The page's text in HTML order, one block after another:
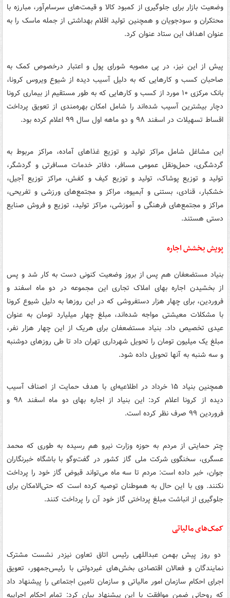
وضعیت بازار برای جلوگیری از کمبود کالا و قیمت‌های سرسام‌آور، مبارزه با
محتکران و سودجویان و همچنین تولید اقلام بهداشتی از جمله ماسک را به
عنوان اهداف این ستاد عنوان کرد.
پیش از این نیز، در پی مصوبه شورای پول و اعتبار درخصوص کمک به
صاحبان کسب و کارهایی که به دلیل آسیب دیده از شیوع ویروس کرونا،
بانک مرکزی ۱۰ مورد از کسب و کارهایی که به طور مستقیم از بیماری کرونا
دچار بیشترین آسیب شده‌اند را شامل امکان بهره‌مندی از تعویق پرداخت
اقساط تسهیلات در اسفند ۹۸ و دو ماهه اول سال ۹۹ اعلام کرده بود.
این مشاغل شامل مراکز تولید و توزیع غذاهای آماده، مراکز مربوط به
گردشگری، حمل‌ونقل عمومی مسافر، دفاتر خدمات مسافرتی و گردشگر،
تولید و توزیع پوشاک، تولید و توزیع کیف و کفش، مراکز توزیع آجیل،
خشکبار، قنادی، بستنی و آبمیوه، مراکز و مجتمع‌های ورزشی و تفریحی،
مراکز و مجتمع‌های فرهنگی و آموزشی، مراکز تولید، توزیع و فروش صنایع
دستی هستند.
پویش بخشش اجاره
بنیاد مستضعفان هم پس از بروز وضعیت کنونی دست به کار شد و پس
از بخشیدن اجاره بهای املاک تجاری این مجموعه در دو ماه‌ اسفند و
فروردین، برای چهار هزار دستفروشی که در این روزها به دلیل شیوع کرونا
با مشکلات معیشتی مواجه شده‌اند، مبلغ چهار میلیارد تومان به عنوان
عیدی تخصیص داد. بنیاد مستضعفان برای هریک از این چهار هزار نفر،
مبلغ یک میلیون تومان را تحویل شهرداری تهران داد تا طی روزهای دوشنبه
و سه شنبه به آنها تحویل داده شود.
همچنین بنیاد ۱۵ خرداد در اطلاعیه‌ای با هدف حمایت از اصناف آسیب
دیده از کرونا اعلام کرد: این بنیاد از اجاره بهای دو ماه اسفند ۹۸ و
فروردین ۹۹ صرف نظر کرده است.
چتر حمایتی از مردم به حوزه وزارت نیرو هم رسیده به طوری که محمد
عسگری، سخنگوی شرکت ملی گاز کشور در گفت‌وگو با باشگاه خبرنگاران
جوان، خبر داده است: مردم تا سه ماه می‌تواند قبوض گاز خود را پرداخت
نکنند. وی با این حال به هموطنان توصیه کرده است که حتی‌الامکان برای
جلوگیری از انباشت مبلغ پرداختی گاز خود آن را پرداخت کنند.
کمک‌های مالیاتی
دو روز پیش بهمن عبداللهی رئیس ‌اتاق تعاون نیزدر نشست مشترک
نمایندگان و فعالان اقتصادی بخش‌های غیردولتی با رئیس‌جمهور، تعویق
اجرای احکام سازمان امور مالیاتی و سازمان تامین اجتماعی را پیشنهاد داد
که روحانی ضمن موافقت با این پیشنهاد بیان کرد: تمام احکام اجراییه